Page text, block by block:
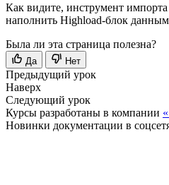
Как видите, инструмент импорта
наполнить Highload-блок
Была ли эта страница полезна?
Да Нет
Предыдущий урок
Наверх
Следующий урок
Курсы разработаны в компании
Новинки документации в